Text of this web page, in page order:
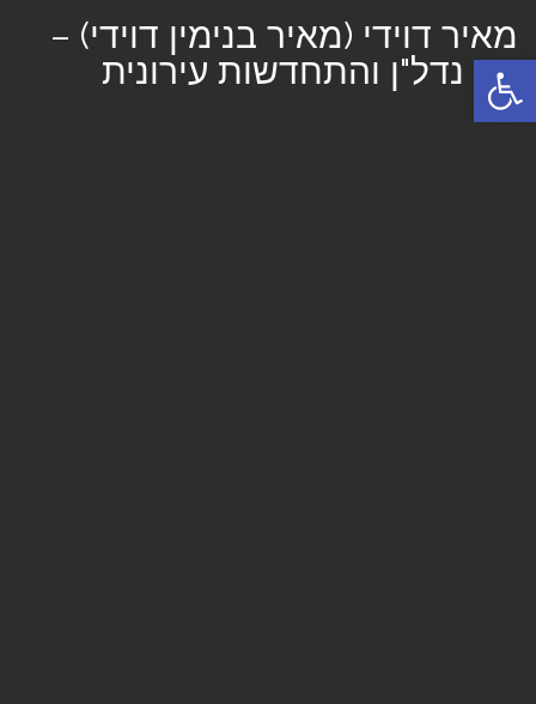
פתח סרגל נגישות
מאיר דוידי (מאיר בנימין דוידי) –
יזם נדל"ן והתחדשות עירונית
תפריט